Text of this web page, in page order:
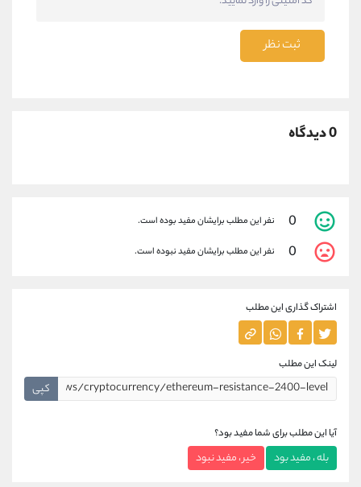
ثبت نظر
0 دیدگاه
0 نفر این مطلب برایشان مفید بوده است.
0 نفر این مطلب برایشان مفید نبوده است.
اشتراک گذاری این مطلب
لینک این مطلب
کپی
آیا این مطلب برای شما مفید بود؟
بله ، مفید بود خیر ، مفید نبود